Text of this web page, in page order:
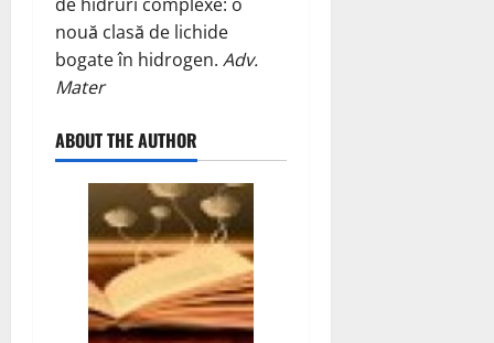
nouă clasă de lichide
bogate în hidrogen. Adv.
Mater
ABOUT THE AUTHOR